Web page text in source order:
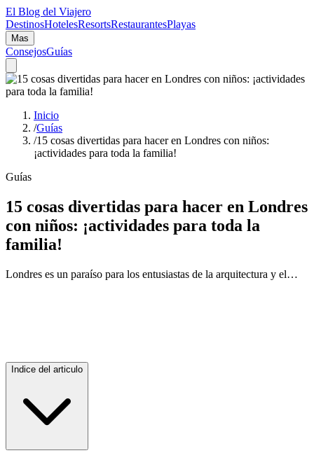
El Blog del Viajero
DestinosHotelesResortsRestaurantesPlayas
Mas
ConsejosGuías
Inicio
/Guías
/15 cosas divertidas para hacer en Londres con niños:
¡actividades para toda la familia!
Guías
15 cosas divertidas para hacer en Londres
con niños: ¡actividades para toda la
familia!
Londres es un paraíso para los entusiastas de la arquitectura y el…
Indice del articulo